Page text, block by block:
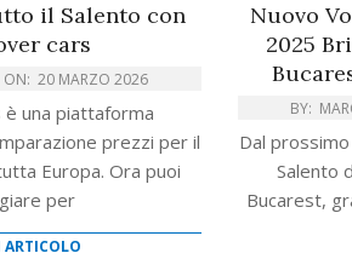
il Salento con
cars
ON: 20 MARZO 2026
è una piattaforma
prezzi per il
Europa. Ora puoi
per
ARTICOLO
Nuovo
2025
BY:
Dal
Salento
Bucarest,